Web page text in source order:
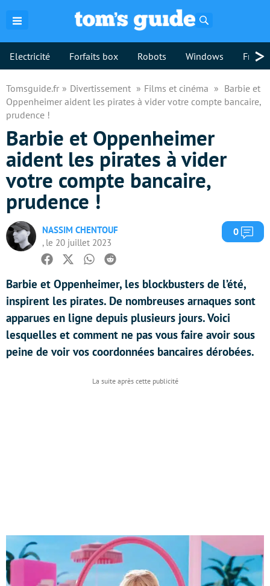
Electricité Forfaits box Robots Windows >
Tomsguide.fr Divertissement Films et cinéma
Barbie et
Oppenheimer aident les pirates à vider votre compte bancaire,
prudence !
Barbie et Oppenheimer
aident les pirates à vider
votre compte bancaire,
prudence !
NASSIM CHENTOUF
, le 20 juillet 2023
0
Facebook
TwitterWhatsapp
Reddit
Barbie et Oppenheimer, les blockbusters de l’été,
inspirent les pirates. De nombreuses arnaques sont
apparues en ligne depuis plusieurs jours. Voici
lesquelles et comment ne pas vous faire avoir sous
peine de voir vos coordonnées bancaires dérobées.